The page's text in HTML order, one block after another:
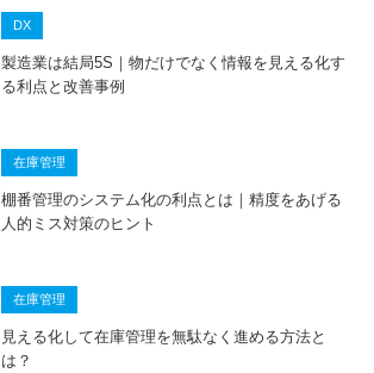
DX
製造業は結局5S｜物だけでなく情報を見える化す
る利点と改善事例
在庫管理
棚番管理のシステム化の利点とは｜精度をあげる
人的ミス対策のヒント
在庫管理
見える化して在庫管理を無駄なく進める方法と
は？